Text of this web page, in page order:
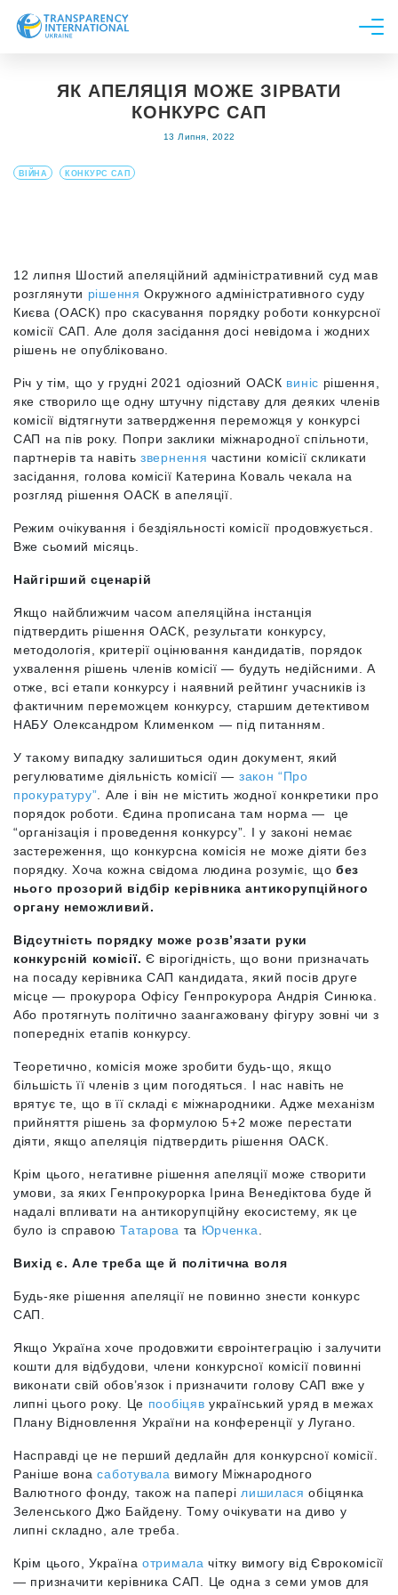
Новини
Напрями роботи
ЯК АПЕЛЯЦІЯ МОЖЕ ЗІРВАТИ
КОНКУРС САП
13 Липня, 2022
ВІЙНА КОНКУРС САП
12 липня Шостий апеляційний адміністративний суд мав
розглянути рішення Окружного адміністративного суду
Києва (ОАСК) про скасування порядку роботи конкурсної
комісії САП. Але доля засідання досі невідома і жодних
рішень не опубліковано.
Річ у тім, що у грудні 2021 одіозний ОАСК виніс рішення,
яке створило ще одну штучну підставу для деяких членів
комісії відтягнути затвердження переможця у конкурсі
САП на пів року. Попри заклики міжнародної спільноти,
партнерів та навіть звернення частини комісіїскликати
засідання, голова комісії Катерина Коваль чекала на
розгляд рішення ОАСК в апеляції.
Режим очікування і бездіяльності комісії продовжується.
Вже сьомий місяць.
Найгірший сценарій
Якщо найближчим часом апеляційна інстанція
підтвердить рішення ОАСК, результати конкурсу,
методологія, критерії оцінювання кандидатів, порядок
ухвалення рішень членів комісії — будуть недійсними. А
отже, всі етапи конкурсу і наявний рейтинг учасників із
фактичним переможцем конкурсу, старшим детективом
НАБУ Олександром Клименком — під питанням.
У такому випадку залишиться один документ, який
регулюватиме діяльність комісії — закон “Про
прокуратуру” . Але і він не містить жодної конкретики про
порядок роботи. Єдина прописана там норма — це
“організація і проведення конкурсу”. І у законі немає
застереження, що конкурсна комісія не може діяти без
порядку. Хоча кожна свідома людина розуміє, що без
нього прозорий відбір керівника антикорупційного
органу неможливий.
Відсутність порядку може розв’язати руки
конкурсній комісії. Є вірогідність, що вони призначать
на посаду керівника САП кандидата, який посів друге
місце — прокурора Офісу Генпрокурора Андрія Синюка.
Або протягнуть політично заангажовану фігуру зовні чи з
попередніх етапів конкурсу.
Теоретично, комісія може зробити будь-що, якщо
більшість її членів з цим погодяться. І нас навіть не
врятує те, що в її складі є міжнародники. Адже механізм
прийняття рішень за формулою 5+2 може перестати
діяти, якщо апеляція підтвердить рішення ОАСК.
Крім цього, негативне рішення апеляції може створити
умови, за яких Генпрокурорка Ірина Венедіктова буде й
надалі впливати на антикорупційну екосистему, як це
було із справоюТатарова та Юрченка
Вихід є. Але треба ще й політична воля
Будь-яке рішення апеляції не повинно знести конкурс
САП.
Якщо Україна хоче продовжити євроінтеграцію і залучити
кошти для відбудови, члени конкурсної комісії повинні
виконати свій обов’язок і призначити голову САП вже у
липні цього року. Це пообіцяв український уряд в межах
Плану Відновлення України на конференції у Лугано.
Насправді це не перший дедлайн для конкурсної комісії.
Раніше вонасаботувала вимогу Міжнародного
Валютного фонду, також на папері лишилася обіцянка
Зеленського Джо Байдену. Тому очікувати на диво у
липні складно, але треба.
Крім цього, Україна отримала чітку вимогу від Єврокомісії
— призначити керівника САП. Це одна з семи умов для